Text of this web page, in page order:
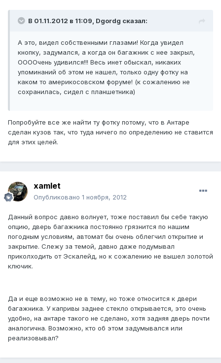
В 01.11.2012 в 11:09, Dgordg сказал:
А это, видел собственными глазами! Когда увидел
кнопку, задумался, а когда он багажник с нее закрыл,
ООООчень удивился!!! Весь инет обыскал, никаких
упоминаний об этом не нашел, только одну фотку на
каком то америкосовском форуме! (к сожалению не
сохранилась, сидел с планшетника)
Попробуйте все же найти ту фотку потому, что в Антаре
сделан кузов так, что туда ничего по определению не ставится
для этих целей.
xamlet
Опубликовано 1 ноября, 2012
Данный вопрос давно волнует, тоже поставил бы себе такую
опцию, дверь багажника постоянно грязнится по нашим
погодным условиям, автомат бы очень облегчил открытие и
закрытие. Слежу за темой, давно даже подумывал
приколходить от Эскалейд, но к сожалению не вышел золотой
ключик.
Да и еще возможно не в тему, но тоже относится к двери
багажника. У капривы заднее стекло открывается, это очень
удобно, на антаре такого не сделано, хотя задняя дверь почти
аналогична. Возможно, кто об этом задумывался или
реализовывал?